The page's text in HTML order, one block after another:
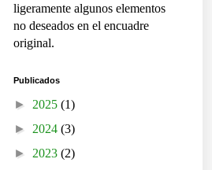
ligeramente algunos elementos
no deseados en el encuadre
original.
Publicados
► 2025 (1)
► 2024 (3)
► 2023 (2)